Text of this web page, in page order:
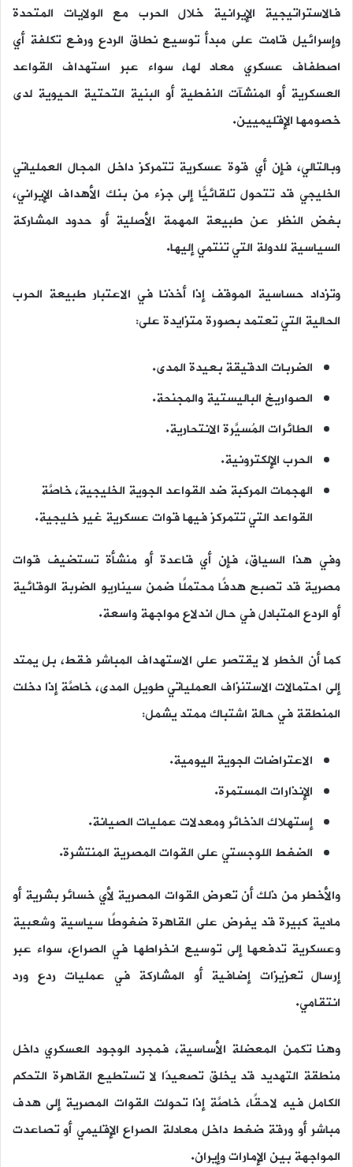
فالاستراتيجية الإيرانية خلال الحرب مع الولايات المتحدة
وإسرائيل قامت على مبدأ توسيع نطاق الردع ورفع تكلفة أي
اصطفاف عسكري معاد لها، سواء عبر استهداف القواعد
العسكرية أو المنشآت النفطية أو البنية التحتية الحيوية لدى
خصومها الإقليميين.
وبالتالي، فإن أي قوة عسكرية تتمركز داخل المجال العملياتي
الخليجي قد تتحول تلقائيًّا إلى جزء من بنك الأهداف الإيراني،
بغض النظر عن طبيعة المهمة الأصلية أو حدود المشاركة
السياسية للدولة التي تنتمي إليها.
وتزداد حساسية الموقف إذا أخذنا في الاعتبار طبيعة الحرب
الحالية التي تعتمد بصورة متزايدة على:
الضربات الدقيقة بعيدة المدى.
الصواريخ الباليستية والمجنحة.
الطائرات المُسيَّرة الانتحارية.
الحرب الإلكترونية.
الهجمات المركبة ضد القواعد الجوية الخليجية، خاصَّة
القواعد التي تتمركز فيها قوات عسكرية غير خليجية.
وفي هذا السياق، فإن أي قاعدة أو منشأة تستضيف قوات
مصرية قد تصبح هدفًا محتملًا ضمن سيناريو الضربة الوقائية
أو الردع المتبادل في حال اندلاع مواجهة واسعة.
كما أن الخطر لا يقتصر على الاستهداف المباشر فقط، بل يمتد
إلى احتمالات الاستنزاف العملياتي طويل المدى، خاصَّة إذا دخلت
المنطقة في حالة اشتباك ممتد يشمل:
الاعتراضات الجوية اليومية.
الإنذارات المستمرة.
إستهلاك الذخائر ومعدلات عمليات الصيانة.
الضغط اللوجستي على القوات المصرية المنتشرة.
والأخطر من ذلك أن تعرض القوات المصرية لأي خسائر بشرية أو
مادية كبيرة قد يفرض على القاهرة ضغوطًا سياسية وشعبية
وعسكرية تدفعها إلى توسيع انخراطها في الصراع، سواء عبر
إرسال تعزيزات إضافية أو المشاركة في عمليات ردع ورد
انتقامي.
وهنا تكمن المعضلة الأساسية، فمجرد الوجود العسكري داخل
منطقة التهديد قد يخلق تصعيدًا لا تستطيع القاهرة التحكم
الكامل فيه لاحقًا، خاصَّة إذا تحولت القوات المصرية إلى هدف
مباشر أو ورقة ضغط داخل معادلة الصراع الإقليمي أو تصاعدت
المواجهة بين الإمارات وإيران.